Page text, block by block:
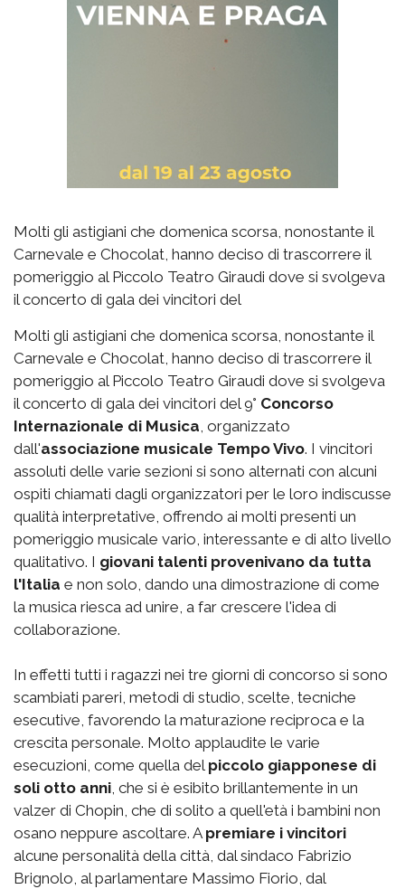
Molti gli astigiani che domenica scorsa, nonostante il
Carnevale e Chocolat, hanno deciso di trascorrere il
pomeriggio al Piccolo Teatro Giraudi dove si svolgeva
il concerto di gala dei vincitori del
Molti gli astigiani che domenica scorsa, nonostante il
Carnevale e Chocolat, hanno deciso di trascorrere il
pomeriggio al Piccolo Teatro Giraudi dove si svolgeva
il concerto di gala dei vincitori del 9° Concorso
Internazionale di Musica , organizzato
dall'associazione musicale Tempo Vivo. I vincitori
assoluti delle varie sezioni si sono alternati con alcuni
ospiti chiamati dagli organizzatori per le loro indiscusse
qualità interpretative, offrendo ai molti presenti un
pomeriggio musicale vario, interessante e di alto livello
qualitativo. I giovani talenti provenivano da tutta
l'Italia e non solo, dando una dimostrazione di come
la musica riesca ad unire, a far crescere l'idea di
collaborazione.
In effetti tutti i ragazzi nei tre giorni di concorso si sono
scambiati pareri, metodi di studio, scelte, tecniche
esecutive, favorendo la maturazione reciproca e la
crescita personale. Molto applaudite le varie
esecuzioni, come quella del piccolo giapponese di
soli otto anni , che si è esibito brillantemente in un
valzer di Chopin, che di solito a quell'età i bambini non
osano neppure ascoltare. A premiare i vincitori
alcune personalità della città, dal sindaco Fabrizio
Brignolo, al parlamentare Massimo Fiorio, dal